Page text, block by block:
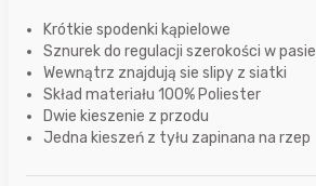
Krótkie spodenki kąpielowe
Sznurek do regulacji szerokości w pasie
Wewnątrz znajdują sie slipy z siatki
Skład materiału 100% Poliester
Dwie kieszenie z przodu
Jedna kieszeń z tyłu zapinana na rzep